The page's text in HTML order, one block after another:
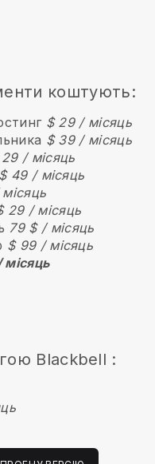
коштують:
$ 29 / місяць
$ 39 / місяць
/ місяць
$ 49 / місяць
29 / місяць
79 $ / місяць
$ 99 / місяць
місяць
Blackbell :